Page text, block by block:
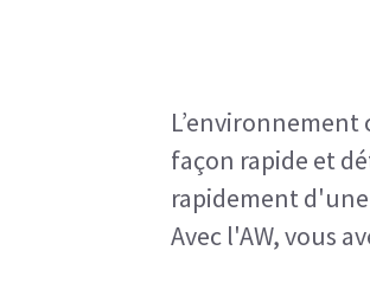
façon rapide et
rapidement
Avec l'AW, vous